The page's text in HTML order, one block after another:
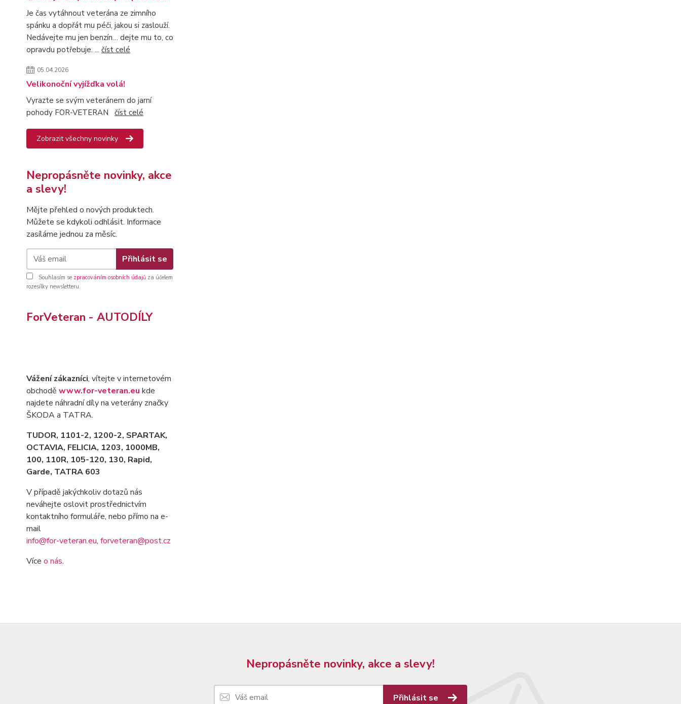
Je čas vytáhnout veterána ze zimního
spánku a dopřát mu péči, jakou si zaslouží.
Nedávejte mu jen benzín… dejte mu to, co
opravdu potřebuje. ... číst celé
05.04.2026
Velikonoční vyjížďka volá!
Vyrazte se svým veteránem do jarní
pohody FOR-VETERAN číst celé
Zobrazit všechny novinky
Nepropásněte novinky, akce
a slevy!
Mějte přehled o nových produktech.
Můžete se kdykoli odhlásit. Informace
zasíláme jednou za měsíc.
Přihlásit se
Souhlasím se zpracováním osobních údajů za účelem
rozesílky newsletteru.
ForVeteran - AUTODÍLY
Vážení zákazníci, vítejte v internetovém
obchodě www.for-veteran.eu kde
najdete náhradní díly na veterány značky
ŠKODA a TATRA.
TUDOR, 1101-2, 1200-2, SPARTAK,
OCTAVIA, FELICIA, 1203, 1000MB,
100, 110R, 105-120, 130, Rapid,
Garde, TATRA 603
V případě jakýchkoliv dotazů nás
neváhejte oslovit prostřednictvím
kontaktního formuláře, nebo přímo na e-
mail
info@for-veteran.eu, forveteran@post.cz
Více o nás.
Nepropásněte novinky, akce a slevy!
Přihlásit se